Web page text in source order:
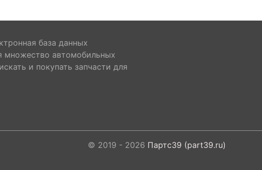
база данных
множество автомобильных
и покупать запчасти для
© 2019 - 2026 Партс39 (part39.ru)